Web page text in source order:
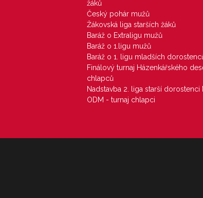
žáků
Český pohár mužů
Žákovská liga starších žáků
Baráž o Extraligu mužů
Baráž o 1.ligu mužů
Baráž o 1. ligu mladších
Finálový turnaj Házenkářského
chlapců
Nadstavba 2. liga starší dorostenci
ODM - turnaj chlapci